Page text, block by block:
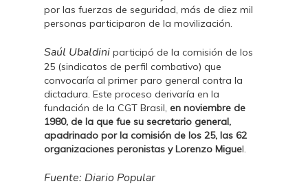
por las fuerzas de seguridad, más de diez mil
personas participaron de la movilización.
Saúl Ubaldini participó de la comisión de los
25 (sindicatos de perfil combativo) que
convocaría al primer paro general contra la
dictadura. Este proceso derivaría en la
fundación de la CGT Brasil, en noviembre de
1980, de la que fue su secretario general,
apadrinado por la comisión de los 25, las 62
organizaciones peronistas y Lorenzo Miguel.
Fuente: Diario Popular